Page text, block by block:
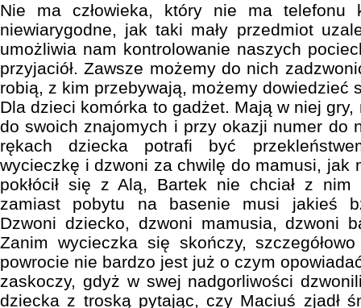
Nie ma człowieka, który nie ma telefonu
niewiarygodne, jak taki mały przedmiot
umożliwia nam kontrolowanie naszych
przyjaciół. Zawsze możemy do nich
robią, z kim przebywają, możemy dowiedzieć
Dla dzieci komórka to gadżet. Mają w niej
do swoich znajomych i przy okazji numer do
rękach dziecka potrafi być
wycieczkę i dzwoni za chwilę do mamusi, jak
pokłócił się z Alą, Bartek nie chciał z
zamiast pobytu na basenie musi jakieś
Dzwoni dziecko, dzwoni mamusia, dzwoni
Zanim wycieczka się skończy,
powrocie nie bardzo jest już o czym
zaskoczy, gdyż w swej nadgorliwości
dziecka z troską pytając, czy Maciuś zjadł